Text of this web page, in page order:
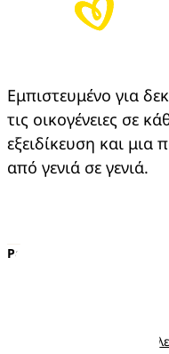
Εμπιστευμένο για
τις οικογένειες σε
εξειδίκευση και
από γενιά σε γενιά.
Pampers
Ποιότητα και